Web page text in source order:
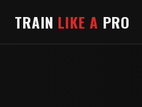
TRAIN LIKE A PRO